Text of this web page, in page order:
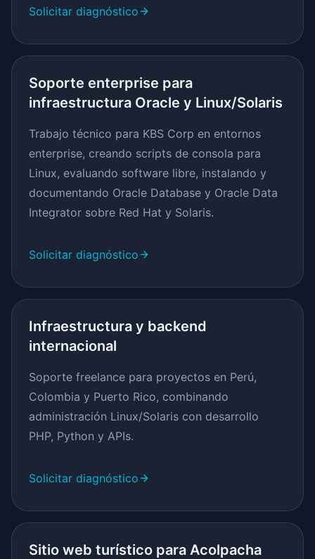
Solicitar diagnóstico
Soporte enterprise para
infraestructura Oracle y Linux/Solaris
Trabajo técnico para KBS Corp en entornos
enterprise, creando scripts de consola para
Linux, evaluando software libre, instalando y
documentando Oracle Database y Oracle Data
Integrator sobre Red Hat y Solaris.
Solicitar diagnóstico
Infraestructura y backend
internacional
Soporte freelance para proyectos en Perú,
Colombia y Puerto Rico, combinando
administración Linux/Solaris con desarrollo
PHP, Python y APIs.
Solicitar diagnóstico
Sitio web turístico para Acolpacha